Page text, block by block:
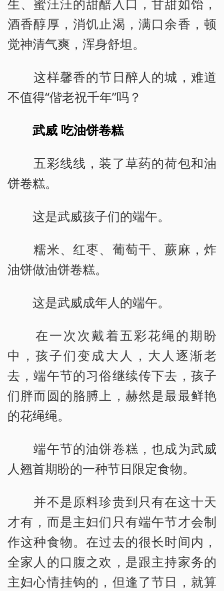
生、蜜汪汪的甜醅入口，甘甜如饴，
酒香醇厚，消饥止渴，满口余香，顿
觉神清气爽，浑身舒坦。
这样馨香的节日醉人的城，难道
不值得“偕老祝千年”吗？
武威 吃油饼卷糕
五彩线线，装了草药的荷包和油
饼卷糕。
这是武威孩子们的端午。
糯米、红枣、葡萄干、蕨麻，炸
油饼做油饼卷糕。
这是武威成年人的端午。
在一次次戴着五彩花绳的期盼
中，孩子们变成大人，大人逐渐老
去，端午节的习俗继续传下去，孩子
们胖而圆的胳膊上，赫然是最最鲜艳
的花绳绳。
端午节的油饼卷糕，也成为武威
人翘首期盼的一种节日限定食物。
并不是原料珍贵到只有在这十天
才有，而是主妇们只有端午节才会制
作这种食物。在过去的很长时间内，
全家人的口腹之欢，是跟主持家务的
主妇心情挂钩的，但逢了节日，就算